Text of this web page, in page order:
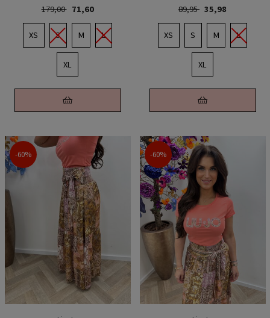
179,00 71,60
XS S M L
XL
89,95 35,98
XS S M L
XL
-60% -60%